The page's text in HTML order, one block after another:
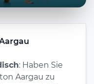
: Haben Sie
Aargau zu